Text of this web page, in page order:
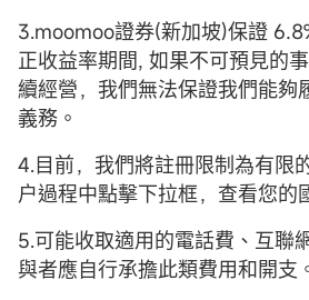
3.moomoo證券(新加坡)保證
正收益率期間, 如果不可預見的
續經營，我們無法保證我們能夠
義務。
4.目前，我們將註冊限制為有限
户過程中點擊下拉框，查看您的
5.可能收取適用的電話費、互聯
與者應自行承擔此類費用和開支